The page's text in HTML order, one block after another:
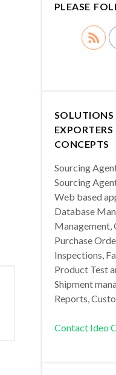
PLEASE
SOLUTIONS
CONCEPTS
Sourcing
Sourcing
Web based
Database
Management,
Purchase
Inspections,
Product Test
Shipment
Reports,
Contact Ideo